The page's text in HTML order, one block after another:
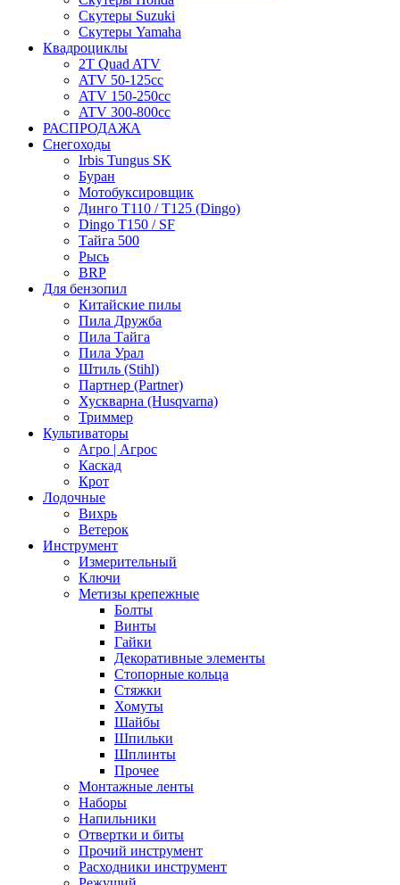
Скутеры Suzuki
Скутеры Yamaha
Квадроциклы
2T Quad ATV
ATV 50-125cc
ATV 150-250cc
ATV 300-800cc
РАСПРОДАЖА
Снегоходы
Irbis Tungus SK
Буран
Мотобуксировщик
Динго T110 / T125 (Dingo)
Dingo T150 / SF
Тайга 500
Рысь
BRP
Для бензопил
Китайские пилы
Пила Дружба
Пила Тайга
Пила Урал
Штиль (Stihl)
Партнер (Partner)
Хускварна (Husqvarna)
Триммер
Культиваторы
Агро | Агрос
Каскад
Крот
Лодочные
Вихрь
Ветерок
Инструмент
Измерительный
Ключи
Метизы крепежные
Болты
Винты
Гайки
Декоративные элементы
Стопорные кольца
Стяжки
Хомуты
Шайбы
Шпильки
Шплинты
Прочее
Монтажные ленты
Наборы
Напильники
Отвертки и биты
Прочий инструмент
Расходники инструмент